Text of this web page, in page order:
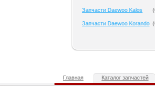
Запчасти Daewoo Kalos (
Запчасти Daewoo Korando (
Главная Каталог запчастей